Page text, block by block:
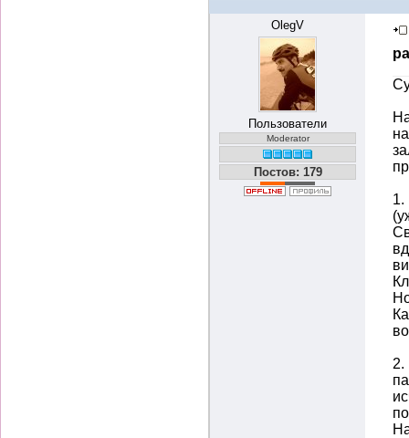
OlegV
Пользователи
Moderator
Постов: 179
1.
2.